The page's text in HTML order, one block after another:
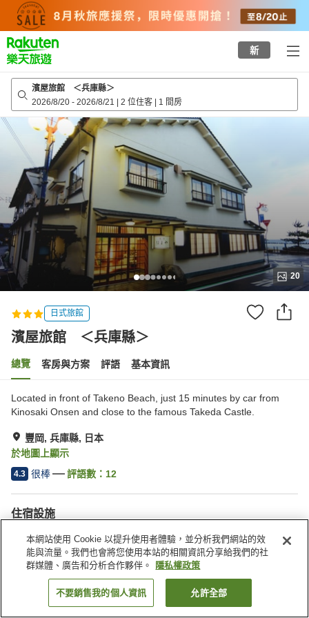
top
page
新
濱屋旅館 ＜兵庫縣＞
2026/8/20 - 2026/8/21 | 2 位住客 | 1 間房
20
日式旅館
濱屋旅館 ＜兵庫縣＞
總覽 客房與方案 評語 基本資訊
Located in front of Takeno Beach, just 15 minutes by car from
Kinosaki Onsen and close to the famous Takeda Castle.
豐岡, 兵庫縣, 日本
於地圖上顯示
4.3 很棒 評語數： 12
住宿設施
停車場
首頁 日本 兵庫縣 豐岡 濱屋旅館 ＜兵庫縣＞
找客房
本網站使用 Cookie 以提升使用者體驗，並分析我們網站的效
能與流量。我們也會將您使用本站的相關資訊分享給我們的社
群媒體、廣告和分析合作夥伴。
隱私權政策
不要銷售我的個人資訊 允許全部